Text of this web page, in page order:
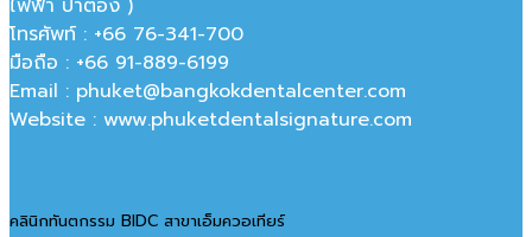
โทรศัพท์ : +66 76-341-700
มือถือ : +66 91-889-6199
Email : phuket@bangkokdentalcenter.com
Website : www.phuketdentalsignature.com
คลินิกทันตกรรม BIDC สาขาเอ็มควอเทียร์